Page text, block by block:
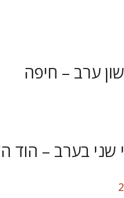
ערב – חיפה
שני בערב – הוד